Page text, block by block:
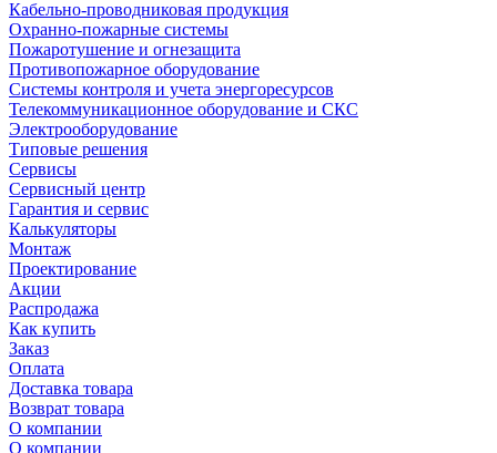
Кабельно-проводниковая продукция
Охранно-пожарные системы
Пожаротушение и огнезащита
Противопожарное оборудование
Системы контроля и учета энергоресурсов
Телекоммуникационное оборудование и СКС
Электрооборудование
Типовые решения
Сервисы
Сервисный центр
Гарантия и сервис
Калькуляторы
Монтаж
Проектирование
Акции
Распродажа
Как купить
Заказ
Оплата
Доставка товара
Возврат товара
О компании
О компании